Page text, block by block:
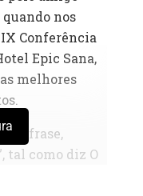
nos
Conferência
Epic Sana,
melhores
frase,
tal como diz O